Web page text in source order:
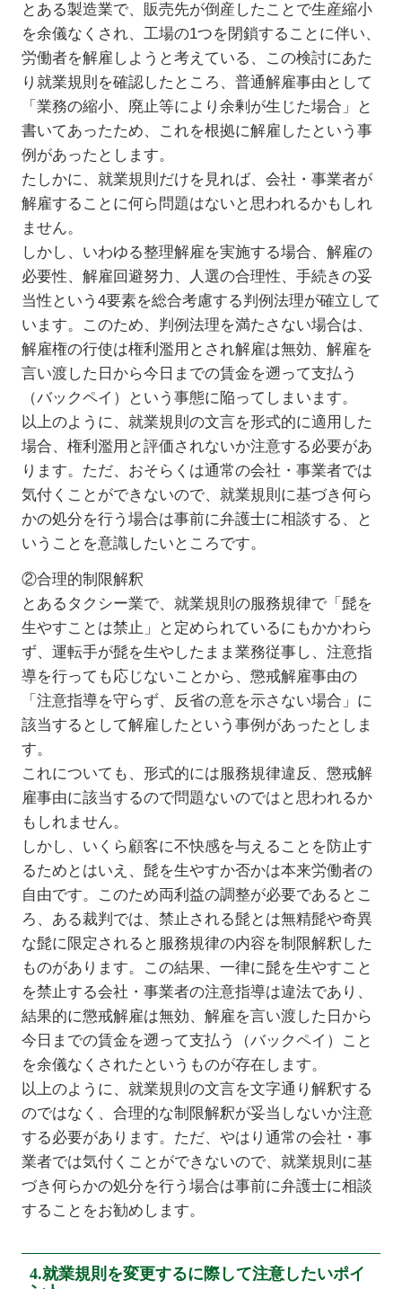
とある製造業で、販売先が倒産したことで生産縮小
を余儀なくされ、工場の1つを閉鎖することに伴い、
労働者を解雇しようと考えている、この検討にあた
り就業規則を確認したところ、普通解雇事由として
「業務の縮小、廃止等により余剰が生じた場合」と
書いてあったため、これを根拠に解雇したという事
例があったとします。
たしかに、就業規則だけを見れば、会社・事業者が
解雇することに何ら問題はないと思われるかもしれ
ません。
しかし、いわゆる整理解雇を実施する場合、解雇の
必要性、解雇回避努力、人選の合理性、手続きの妥
当性という4要素を総合考慮する判例法理が確立して
います。このため、判例法理を満たさない場合は、
解雇権の行使は権利濫用とされ解雇は無効、解雇を
言い渡した日から今日までの賃金を遡って支払う
（バックペイ）という事態に陥ってしまいます。
以上のように、就業規則の文言を形式的に適用した
場合、権利濫用と評価されないか注意する必要があ
ります。ただ、おそらくは通常の会社・事業者では
気付くことができないので、就業規則に基づき何ら
かの処分を行う場合は事前に弁護士に相談する、と
いうことを意識したいところです。
②合理的制限解釈
とあるタクシー業で、就業規則の服務規律で「髭を
生やすことは禁止」と定められているにもかかわら
ず、運転手が髭を生やしたまま業務従事し、注意指
導を行っても応じないことから、懲戒解雇事由の
「注意指導を守らず、反省の意を示さない場合」に
該当するとして解雇したという事例があったとしま
す。
これについても、形式的には服務規律違反、懲戒解
雇事由に該当するので問題ないのではと思われるか
もしれません。
しかし、いくら顧客に不快感を与えることを防止す
るためとはいえ、髭を生やすか否かは本来労働者の
自由です。このため両利益の調整が必要であるとこ
ろ、ある裁判では、禁止される髭とは無精髭や奇異
な髭に限定されると服務規律の内容を制限解釈した
ものがあります。この結果、一律に髭を生やすこと
を禁止する会社・事業者の注意指導は違法であり、
結果的に懲戒解雇は無効、解雇を言い渡した日から
今日までの賃金を遡って支払う（バックペイ）こと
を余儀なくされたというものが存在します。
以上のように、就業規則の文言を文字通り解釈する
のではなく、合理的な制限解釈が妥当しないか注意
する必要があります。ただ、やはり通常の会社・事
業者では気付くことができないので、就業規則に基
づき何らかの処分を行う場合は事前に弁護士に相談
することをお勧めします。
4.就業規則を変更するに際して注意したいポイ